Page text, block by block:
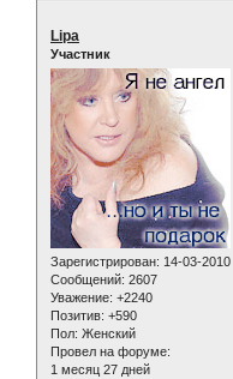
Lipa
Участник
Зарегистрирован: 14-03-2010
Сообщений: 2607
Уважение: +2240
Позитив: +590
Пол: Женский
Провел на форуме:
1 месяц 27 дней